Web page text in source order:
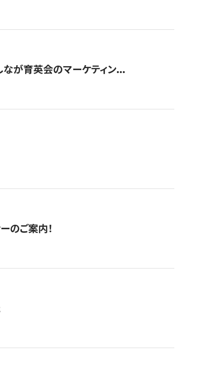
なが育英会のマーケティン...
のご案内！